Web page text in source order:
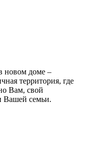
новом доме –
территория, где
Вам, свой
Вашей семьи.